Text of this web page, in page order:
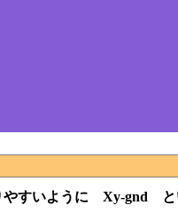
やすいように Xy-gnd と